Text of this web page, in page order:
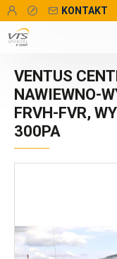
KONTAKT
VENTUS
NAWIEWNO-
FRVH-FVR,
300PA